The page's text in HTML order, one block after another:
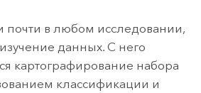
почти в любом исследовании,
данных. С него
картографирование набора
классификации и